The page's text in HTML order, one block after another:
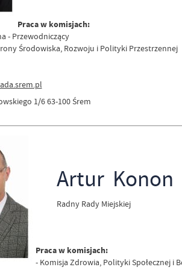
Praca w komisjach:
- Przewodniczący
Środowiska, Rozwoju i Polityki Przestrzennej
1/6 63-100 Śrem
Artur Konon
Radny Rady Miejskiej
Praca w komisjach:
- Komisja Zdrowia, Polityki Społecznej i